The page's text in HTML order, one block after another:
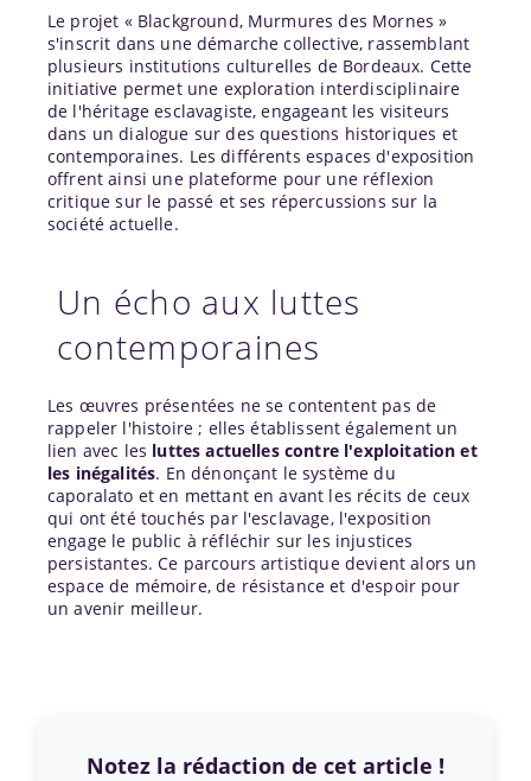
Le projet « Blackground, Murmures des Mornes »
s'inscrit dans une démarche collective, rassemblant
plusieurs institutions culturelles de Bordeaux. Cette
initiative permet une exploration interdisciplinaire
de l'héritage esclavagiste, engageant les visiteurs
dans un dialogue sur des questions historiques et
contemporaines. Les différents espaces d'exposition
offrent ainsi une plateforme pour une réflexion
critique sur le passé et ses répercussions sur la
société actuelle.
Un écho aux luttes
contemporaines
Les œuvres présentées ne se contentent pas de
rappeler l'histoire ; elles établissent également un
lien avec les luttes actuelles contre l'exploitation et
les inégalités. En dénonçant le système du
caporalato et en mettant en avant les récits de ceux
qui ont été touchés par l'esclavage, l'exposition
engage le public à réfléchir sur les injustices
persistantes. Ce parcours artistique devient alors un
espace de mémoire, de résistance et d'espoir pour
un avenir meilleur.
Notez la rédaction de cet article !